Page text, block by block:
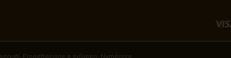
Progettazione e sviluppo: Numéricco